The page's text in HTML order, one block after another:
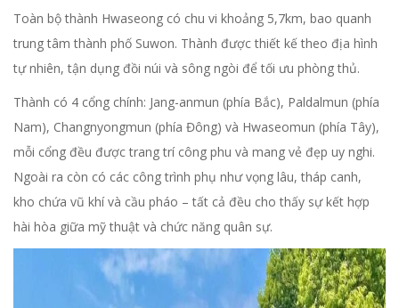
Toàn bộ thành Hwaseong có chu vi khoảng 5,7km, bao quanh
trung tâm thành phố Suwon. Thành được thiết kế theo địa hình
tự nhiên, tận dụng đồi núi và sông ngòi để tối ưu phòng thủ.
Thành có 4 cổng chính: Jang-anmun (phía Bắc), Paldalmun (phía
Nam), Changnyongmun (phía Đông) và Hwaseomun (phía Tây),
mỗi cổng đều được trang trí công phu và mang vẻ đẹp uy nghi.
Ngoài ra còn có các công trình phụ như vọng lâu, tháp canh,
kho chứa vũ khí và cầu pháo – tất cả đều cho thấy sự kết hợp
hài hòa giữa mỹ thuật và chức năng quân sự.